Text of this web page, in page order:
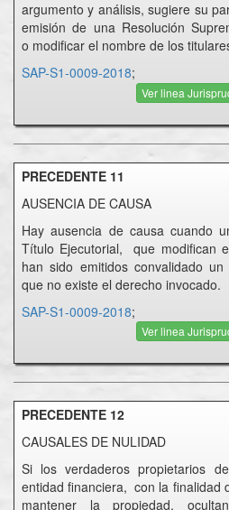
argumento y análisis, sugiere su
emisión de una Resolución
o modificar el nombre de los
SAP-S1-0009-2018;
Ver linea
PRECEDENTE 11
AUSENCIA DE CAUSA
Hay ausencia de causa cuando
Título Ejecutorial, que modifican
han sido emitidos convalidado
que no existe el derecho invocado.
SAP-S1-0009-2018;
Ver linea
PRECEDENTE 12
CAUSALES DE NULIDAD
Si los verdaderos propietarios
entidad financiera, con la finalidad
mantener la propiedad,